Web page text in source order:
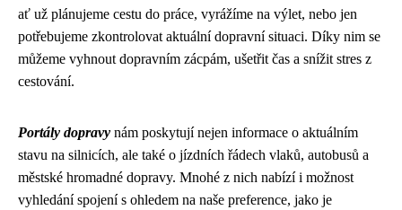
ať už plánujeme cestu do práce, vyrážíme na výlet, nebo jen
potřebujeme zkontrolovat aktuální dopravní situaci. Díky nim se
můžeme vyhnout dopravním zácpám, ušetřit čas a snížit stres z
cestování.
Portály dopravy nám poskytují nejen informace o aktuálním
stavu na silnicích, ale také o jízdních řádech vlaků, autobusů a
městské hromadné dopravy. Mnohé z nich nabízí i možnost
vyhledání spojení s ohledem na naše preference, jako je